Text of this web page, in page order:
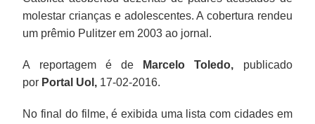
molestar crianças e adolescentes. A cobertura rendeu
um prêmio Pulitzer em 2003 ao jornal.
A reportagem é de Marcelo Toledo, publicado
por Portal Uol, 17-02-2016.
No final do filme, é exibida uma lista com cidades em